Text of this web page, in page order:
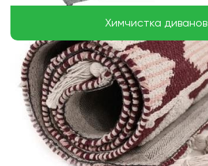
Химчистка диванов